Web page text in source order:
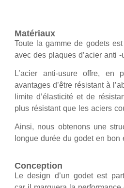
Matériaux
Toute la gamme de godets
avec des plaques d’acier anti -
L’acier anti-usure offre, en
avantages d’être résistant à
limite d’élasticité et de
plus résistant que les aciers
Ainsi, nous obtenons une
longue durée du godet en bon
Conception
Le design d’un godet est